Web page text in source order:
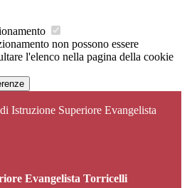
non possono essere
l'elenco nella pagina della cookie
Istruzione Superiore Evangelista
Evangelista Torricelli